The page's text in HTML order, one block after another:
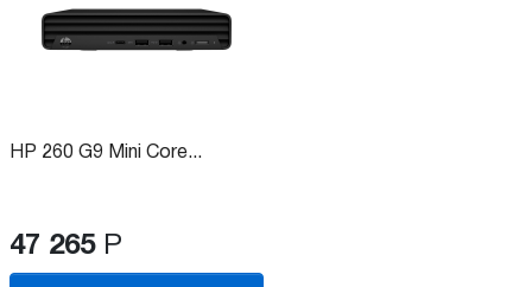
HP 260 G9 Mini Core...
47 265 Р